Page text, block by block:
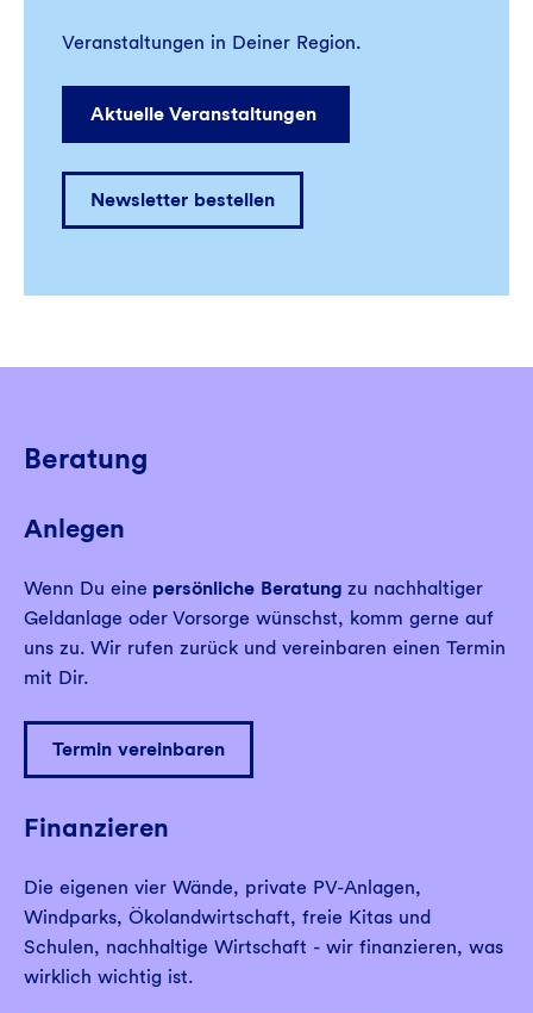
Veranstaltungen in Deiner Region.
Aktuelle Veranstaltungen
Newsletter bestellen
Beratung
Anlegen
Wenn Du eine persönliche Beratung zu nachhaltiger
Geldanlage oder Vorsorge wünschst, komm gerne auf
uns zu. Wir rufen zurück und vereinbaren einen Termin
mit Dir.
Termin vereinbaren
Finanzieren
Die eigenen vier Wände, private PV-Anlagen,
Windparks, Ökolandwirtschaft, freie Kitas und
Schulen, nachhaltige Wirtschaft - wir finanzieren, was
wirklich wichtig ist.